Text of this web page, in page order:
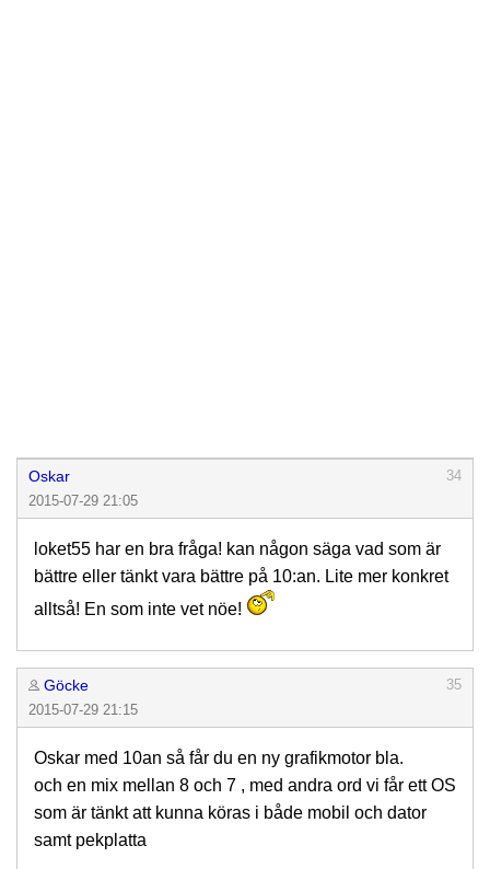
Oskar
34
2015-07-29 21:05
loket55 har en bra fråga! kan någon säga vad som är
bättre eller tänkt vara bättre på 10:an. Lite mer konkret
alltså! En som inte vet nöe!
Göcke
35
2015-07-29 21:15
Oskar med 10an så får du en ny grafikmotor bla.
och en mix mellan 8 och 7 , med andra ord vi får ett OS
som är tänkt att kunna köras i både mobil och dator
samt pekplatta